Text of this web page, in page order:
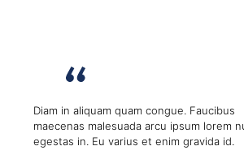
Diam in aliquam quam congue. Faucibus
maecenas malesuada arcu ipsum lorem
egestas in. Eu varius et enim gravida id.